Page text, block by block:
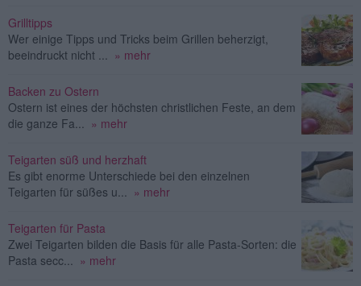
Grilltipps
Wer einige Tipps und Tricks beim Grillen beherzigt,
beeindruckt nicht ... » mehr
Backen zu Ostern
Ostern ist eines der höchsten christlichen Feste, an dem
die ganze Fa... » mehr
Teigarten süß und herzhaft
Es gibt enorme Unterschiede bei den einzelnen
Teigarten für süßes u... » mehr
Teigarten für Pasta
Zwei Teigarten bilden die Basis für alle Pasta-Sorten: die
Pasta secc... » mehr